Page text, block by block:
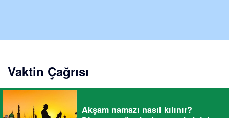
Vaktin Çağrısı
Akşam namazı nasıl kılınır?